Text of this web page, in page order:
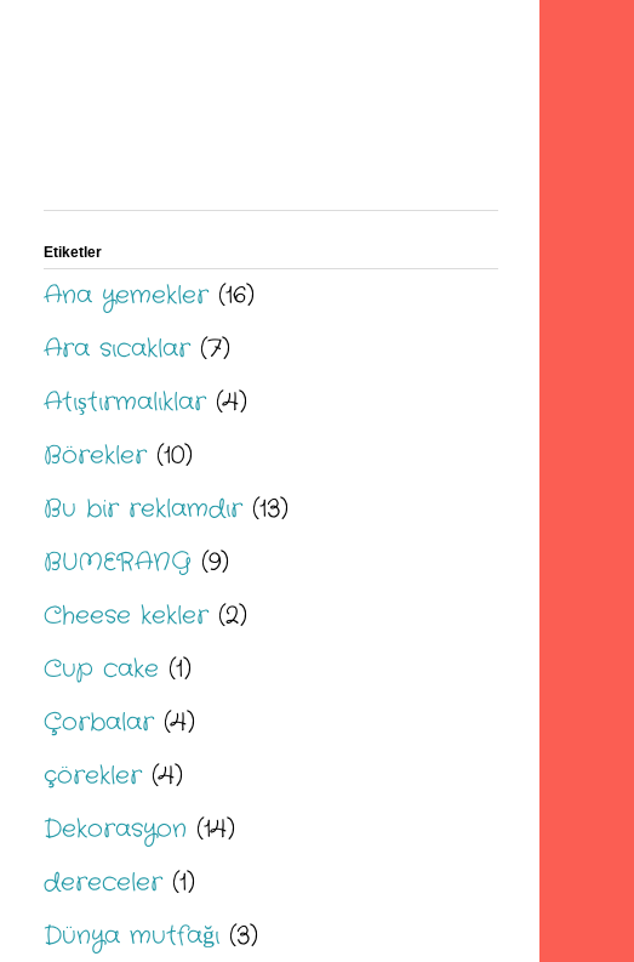
Etiketler
Ana yemekler (16)
Ara sıcaklar (7)
Atıştırmalıklar (4)
Börekler (10)
Bu bir reklamdır (13)
BUMERANG (9)
Cheese kekler (2)
Cup cake (1)
Çorbalar (4)
çörekler (4)
Dekorasyon (14)
dereceler (1)
Dünya mutfağı (3)